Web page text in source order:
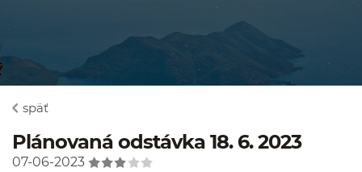
späť
Plánovaná odstávka 18. 6. 2023
07-06-2023